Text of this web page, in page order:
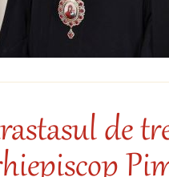
de